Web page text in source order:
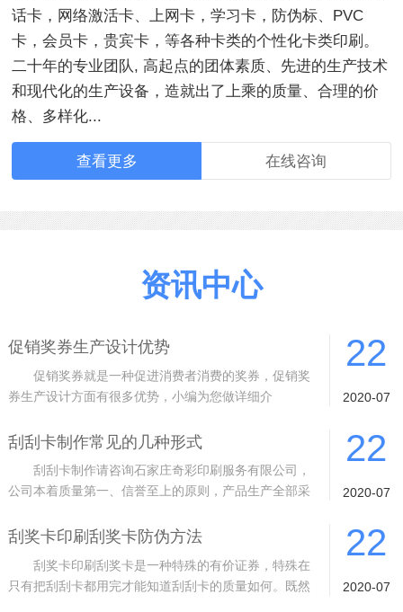
话卡，网络激活卡、上网卡，学习卡，防伪标、PVC
卡，会员卡，贵宾卡，等各种卡类的个性化卡类印刷。
二十年的专业团队, 高起点的团体素质、先进的生产技术
和现代化的生产设备，造就出了上乘的质量、合理的价
格、多样化...
查看更多 在线咨询
资讯中心
促销奖券生产设计优势
促销奖券就是一种促进消费者消费的奖券，促销奖
券生产设计方面有很多优势，小编为您做详细介
22
2020-07
刮刮卡制作常见的几种形式
刮刮卡制作请咨询石家庄奇彩印刷服务有限公司，
公司本着质量第一、信誉至上的原则，产品生产全部采
22
2020-07
刮奖卡印刷刮奖卡防伪方法
刮奖卡印刷刮奖卡是一种特殊的有价证券，特殊在
只有把刮刮卡都用完才能知道刮刮卡的质量如何。既然
22
2020-07